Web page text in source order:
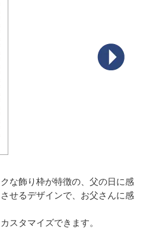
な飾り枠が特徴の、父の日に感
せるデザインで、お父さんに感
スタマイズできます。